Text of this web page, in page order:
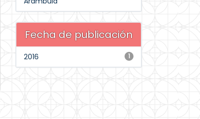
Fecha de publicación
1
2016